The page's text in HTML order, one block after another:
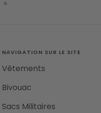
4
NAVIGATION SUR LE SITE
Vêtements
Bivouac
Sacs Militaires